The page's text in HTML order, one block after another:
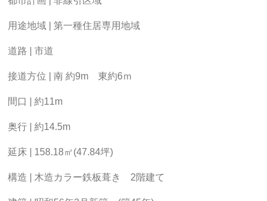
用途地域 | 第一種住居専用地域
道路 | 市道
接道方位 | 南 約9m 東約6ｍ
間口 | 約11m
奥行 | 約14.5m
延床 | 158.18㎡(47.84坪)
構造 | 木造カラー鉄板葺き 2階建て